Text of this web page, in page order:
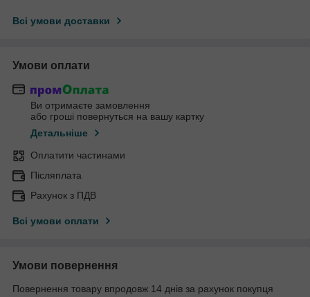
Всі умови доставки
Умови оплати
Ви отримаєте замовлення
або гроші повернуться на вашу картку
Детальніше
Оплатити частинами
Післяплата
Рахунок з ПДВ
Всі умови оплати
Умови повернення
Повернення товару впродовж 14 днів за рахунок покупця